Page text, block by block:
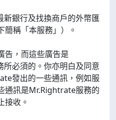
銀行及找換商戶的外幣匯
簡稱「本服務」）。
告，而這些廣告是
必須的。你亦明白及同意
發出的一些通訊，例如服
通訊是Mr.Rightrate服務的
接收。